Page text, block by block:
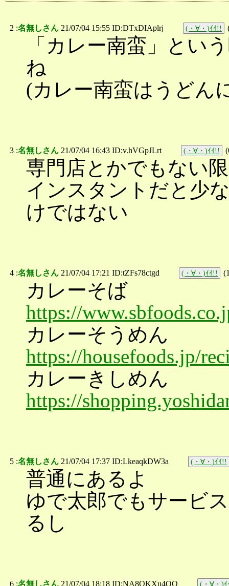
2 :名無しさん 21/07/04 15:55 ID:DTxDIAplrj (・∀・)ｲｲ!!
「カレー南蛮」とい
ね
(カレー南蛮はうどん
3 :名無しさん 21/07/04 16:43 ID:v.hVGpJLrt (・∀・)ｲｲ!! (
専門店とかでもない
インスタントだと少
けではない
4 :名無しさん 21/07/04 17:21 ID:tZFs78ctgd (・∀・)ｲｲ!! (
カレーそば
https://
カレーそうめん
https://housefoods.jp/
カレーきしめん
https://
5 :名無しさん 21/07/04 17:37 ID:LkeaqkDW3a (・∀・)ｲｲ!!
普通にあるよ
ゆで太郎でもサービ
るし
6 :名無しさん 21/07/04 18:18 ID:NA8QKXu4QQ (・∀・)